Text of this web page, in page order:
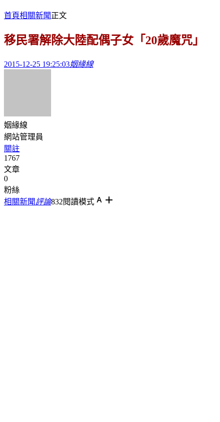
首頁相關新聞正文
移民署解除大陸配偶子女「20歲魔咒」
2015-12-25 19:25:03姻緣線
姻緣線
網站管理員
關註
1767
文章
0
粉絲
相關新聞評論832閱讀模式